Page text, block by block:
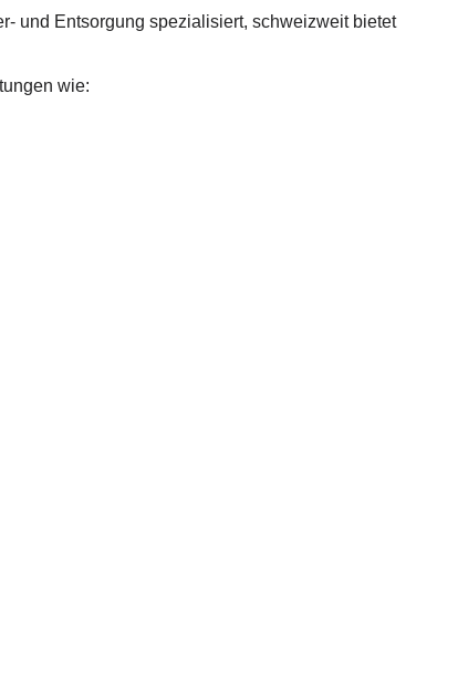
und Entsorgung spezialisiert, schweizweit bietet
wie: